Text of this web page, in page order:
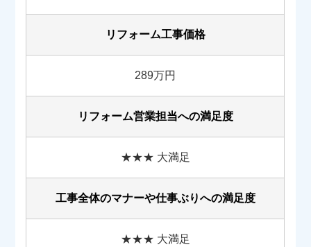
リフォーム工事価格
289万円
リフォーム営業担当への満足度
★★★ 大満足
工事全体のマナーや仕事ぶりへの満足度
★★★ 大満足